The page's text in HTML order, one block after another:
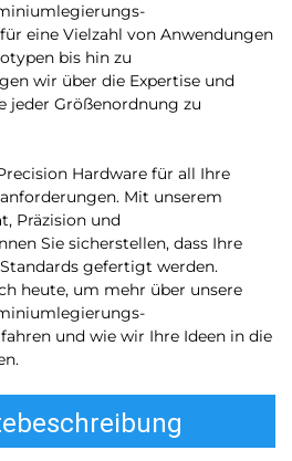
eine Vielzahl von Anwendungen
bis hin zu
wir über die Expertise und
jeder Größenordnung zu
Hardware für all Ihre
Mit unserem
Präzision und
Sie sicherstellen, dass Ihre
gefertigt werden.
heute, um mehr über unsere
und wie wir Ihre Ideen in die